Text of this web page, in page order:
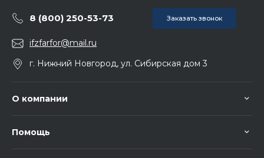
8 (800) 250-53-73 Заказать звонок
ifzfarfor@mail.ru
г. Нижний Новгород, ул. Сибирская дом 3
О компании
Помощь